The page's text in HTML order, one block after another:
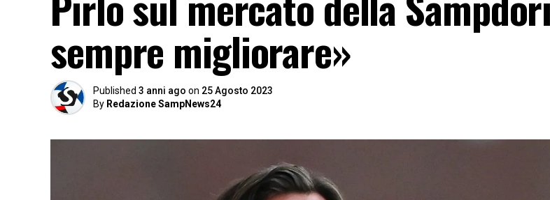
sempre migliorare»
Published 3 anni ago on 25 Agosto 2023
By Redazione SampNews24